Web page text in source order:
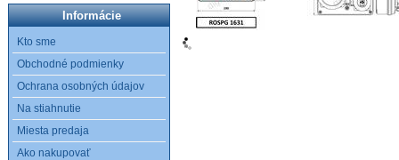
Informácie
Kto sme
Obchodné podmienky
Ochrana osobných údajov
Na stiahnutie
Miesta predaja
Ako nakupovať